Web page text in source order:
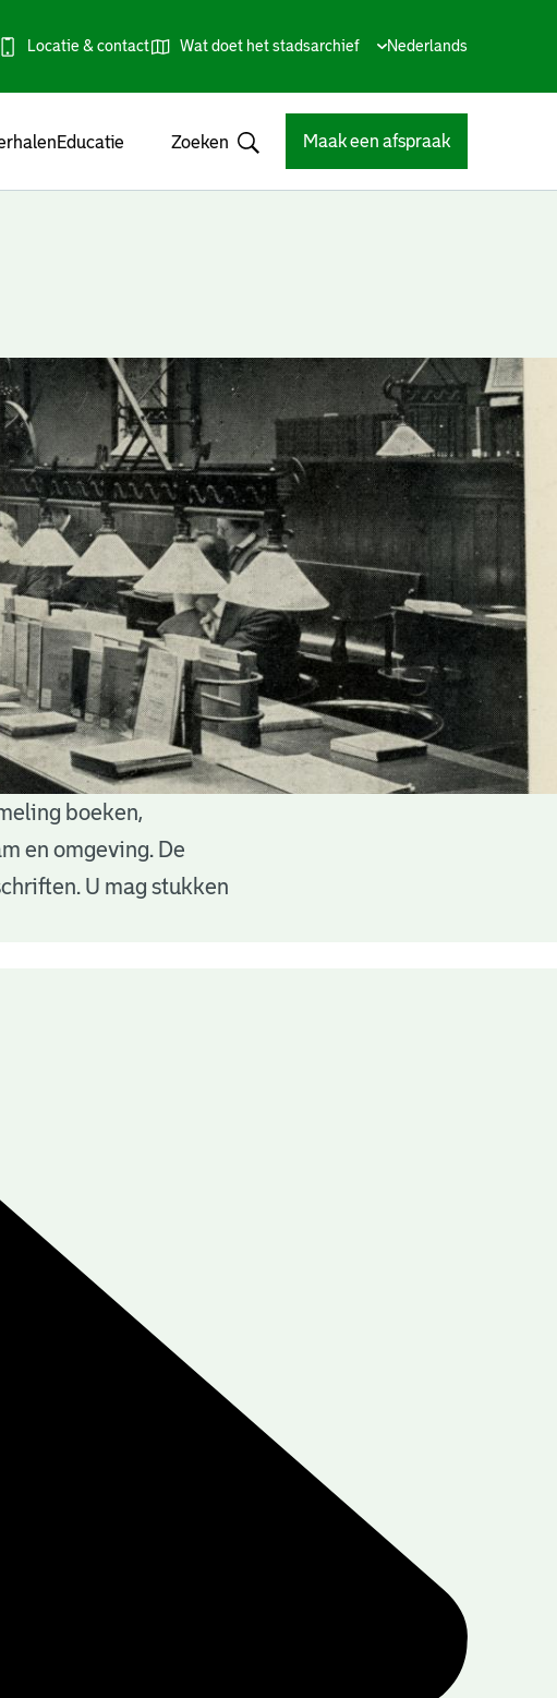
Locatie & contact Wat doet het stadsarchief
Huidige
Nederlands
Educatie Zoeken Maak een afspraak
boeken,
en omgeving. De
U mag stukken